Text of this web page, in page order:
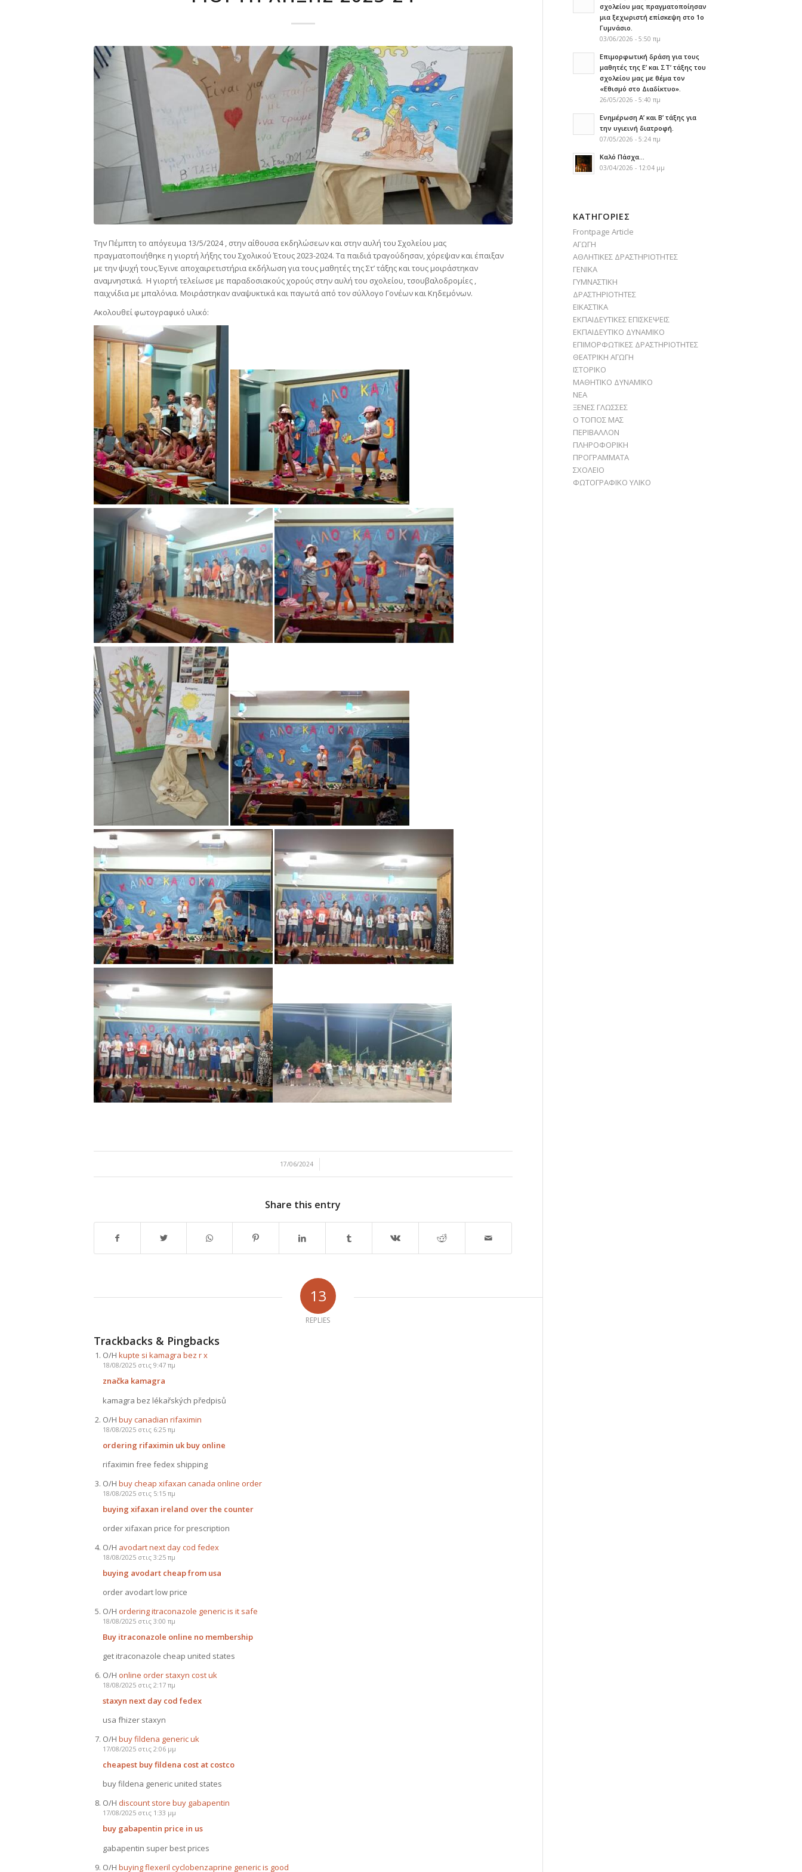
Την Πέμπτη το απόγευμα 13/5/2024, στην αίθουσα εκδηλώσεων και στην αυλή του Σχολείου μας
πραγματοποιήθηκε η γιορτή λήξης του Σχολικού Έτους 2023-2024. Τα παιδιά τραγούδησαν, χόρεψαν και έπαιξαν
με την ψυχή τους.Έγινε αποχαιρετιστήρια εκδήλωση για τους μαθητές της Στ’ τάξης και τους μοιράστηκαν
αναμνηστικά. Η γιορτή τελείωσε με παραδοσιακούς χορούς στην αυλή του σχολείου, τσουβαλοδρομίες ,
παιχνίδια με μπαλόνια. Μοιράστηκαν αναψυκτικά και παγωτά από τον σύλλογο Γονέων και Κηδεμόνων.
Ακολουθεί φωτογραφικό υλικό:
17/06/2024
/
Share this entry
13
REPLIES
Trackbacks & Pingbacks
Ο/Η kupte si kamagra bez r x
18/08/2025 στις 9:47 πμ
značka kamagra
kamagra bez lékařských předpisů
Ο/Η buy canadian rifaximin
18/08/2025 στις 6:25 πμ
ordering rifaximin uk buy online
rifaximin free fedex shipping
Ο/Η buy cheap xifaxan canada online order
18/08/2025 στις 5:15 πμ
buying xifaxan ireland over the counter
order xifaxan price for prescription
Ο/Η avodart next day cod fedex
18/08/2025 στις 3:25 πμ
buying avodart cheap from usa
order avodart low price
Ο/Η ordering itraconazole generic is it safe
18/08/2025 στις 3:00 πμ
Buy itraconazole online no membership
get itraconazole cheap united states
Ο/Η online order staxyn cost uk
18/08/2025 στις 2:17 πμ
staxyn next day cod fedex
usa fhizer staxyn
Ο/Η buy fildena generic uk
17/08/2025 στις 2:06 μμ
cheapest buy fildena cost at costco
buy fildena generic united states
Ο/Η discount store buy gabapentin
17/08/2025 στις 1:33 μμ
buy gabapentin price in us
gabapentin super best prices
Ο/Η buying flexeril cyclobenzaprine generic is good
σχολείου μας πραγματοποίησαν
μια ξεχωριστή επίσκεψη στο 1ο
Γυμνάσιο.
03/06/2026 - 5:50 πμ
Επιμορφωτική δράση για τους
μαθητές της Ε’ και ΣΤ’ τάξης του
σχολείου μας με θέμα τον
«Εθισμό στο Διαδίκτυο».
26/05/2026 - 5:40 πμ
Ενημέρωση Α’ και Β’ τάξης για
την υγιεινή διατροφή.
07/05/2026 - 5:24 πμ
Καλό Πάσχα…
03/04/2026 - 12:04 μμ
KΑΤΗΓΟΡΊΕΣ
Frontpage Article
ΑΓΩΓΗ
ΑΘΛΗΤΙΚΕΣ ΔΡΑΣΤΗΡΙΟΤΗΤΕΣ
ΓΕΝΙΚΑ
ΓΥΜΝΑΣΤΙΚΗ
ΔΡΑΣΤΗΡΙΟΤΗΤΕΣ
ΕΙΚΑΣΤΙΚΑ
ΕΚΠΑΙΔΕΥΤΙΚΕΣ ΕΠΙΣΚΕΨΕΙΣ
ΕΚΠΑΙΔΕΥΤΙΚΟ ΔΥΝΑΜΙΚΟ
ΕΠΙΜΟΡΦΩΤΙΚΕΣ ΔΡΑΣΤΗΡΙΟΤΗΤΕΣ
ΘΕΑΤΡΙΚΗ ΑΓΩΓΗ
ΙΣΤΟΡΙΚΟ
ΜΑΘΗΤΙΚΟ ΔΥΝΑΜΙΚΟ
ΝΕΑ
ΞΕΝΕΣ ΓΛΩΣΣΕΣ
Ο ΤΟΠΟΣ ΜΑΣ
ΠΕΡΙΒΑΛΛΟΝ
ΠΛΗΡΟΦΟΡΙΚΗ
ΠΡΟΓΡΑΜΜΑΤΑ
ΣΧΟΛΕΙΟ
ΦΩΤΟΓΡΑΦΙΚΟ ΥΛΙΚΟ